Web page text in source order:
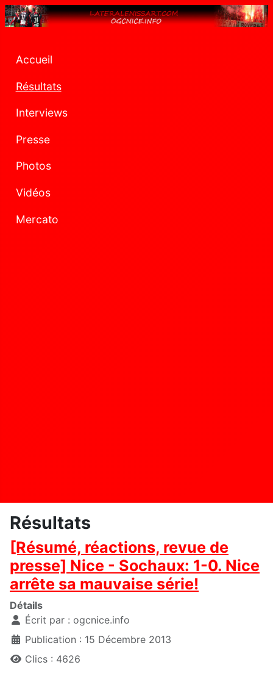
Accueil
Résultats
Interviews
Presse
Photos
Vidéos
Mercato
Résultats
[Résumé, réactions, revue de
presse] Nice - Sochaux: 1-0. Nice
arrête sa mauvaise série!
Détails
Écrit par : ogcnice.info
Publication : 15 Décembre 2013
Clics : 4626